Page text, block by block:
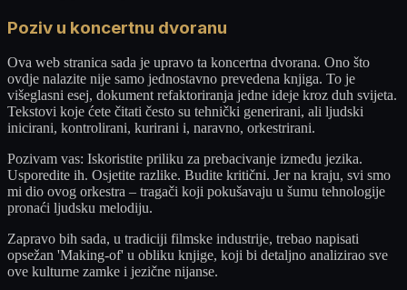
Poziv u koncertnu dvoranu
Ova web stranica sada je upravo ta koncertna dvorana. Ono što
ovdje nalazite nije samo jednostavno prevedena knjiga. To je
višeglasni esej, dokument refaktoriranja jedne ideje kroz duh svijeta.
Tekstovi koje ćete čitati često su tehnički generirani, ali ljudski
inicirani, kontrolirani, kurirani i, naravno, orkestrirani.
Pozivam vas: Iskoristite priliku za prebacivanje između jezika.
Usporedite ih. Osjetite razlike. Budite kritični. Jer na kraju, svi smo
mi dio ovog orkestra – tragači koji pokušavaju u šumu tehnologije
pronaći ljudsku melodiju.
Zapravo bih sada, u tradiciji filmske industrije, trebao napisati
opsežan 'Making-of' u obliku knjige, koji bi detaljno analizirao sve
ove kulturne zamke i jezične nijanse.